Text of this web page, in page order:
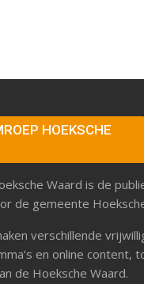
HOEKSCHE
Waard is de
de gemeente
verschillende
en online content,
de Hoeksche Waard.